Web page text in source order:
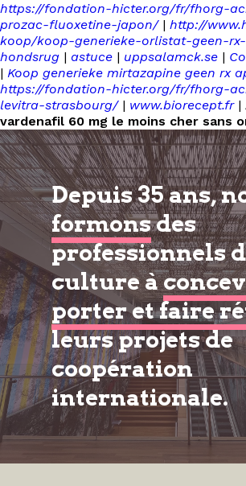
https://fondation-hicter.org/fr/fhorg-
prozac-fluoxetine-japon/| http://
koop/koop-generieke-orlistat-geen-
hondsrug | astuce | uppsalamck.se |
| Koop generieke mirtazapine geen rx
https://fondation-hicter.org/fr/fhorg-
levitra-strasbourg/| www.biorecept.fr|
vardenafil 60 mg le moins cher sans
Depuis 35 ans,
formonsdes
professionnels
culture à
porter et faire
leurs projets de
coopération
internationale.